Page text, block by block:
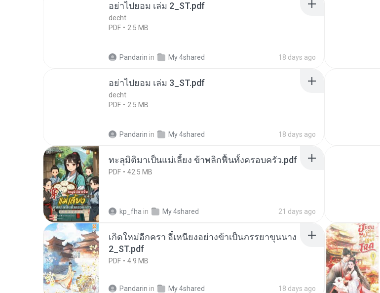
อย่าไปยอม เล่ม 2_ST.pdf
decht
PDF
2.5 MB
Pandarin in My 4shared 18 days ago
อย่าไปยอม เล่ม 3_ST.pdf
decht
PDF
2.5 MB
Pandarin in My 4shared 18 days ago
ทะลุมิติมาเป็นแม่เลี้ยง ข้าพลิกฟื้นทั้งครอบครัว.pdf
PDF 42.5 MB
kp_fha in My 4shared 21 days ago
เกิดใหม่อีกครา อี๋เหนียงอย่างข้าเป็นภรรยาขุนนาง
2_ST.pdf
PDF 4.9 MB
Pandarin in My 4shared 18 days ago